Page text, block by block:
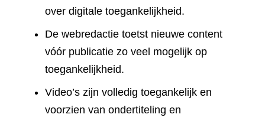
over digitale toegankelijkheid.
De webredactie toetst nieuwe content
vóór publicatie zo veel mogelijk op
toegankelijkheid.
Video’s zijn volledig toegankelijk en
voorzien van ondertiteling en